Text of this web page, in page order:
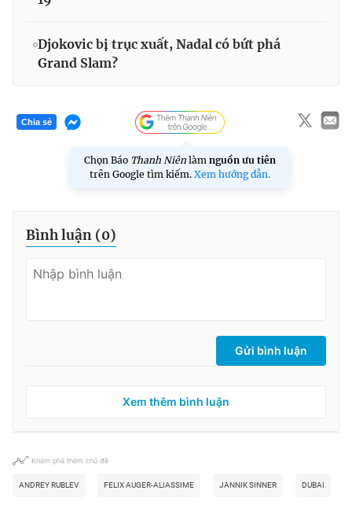
Djokovic bị trục xuất, Nadal có bứt phá
Grand Slam?
Chia sẻ
Chọn Báo Thanh Niên làm nguồn ưu tiên
trên Google tìm kiếm. Xem hướng dẫn.
Bình luận (0)
Gửi bình luận
Xem thêm bình luận
Khám phá thêm chủ đề
ANDREY RUBLEV FELIX AUGER-ALIASSIME JANNIK SINNER DUBAI